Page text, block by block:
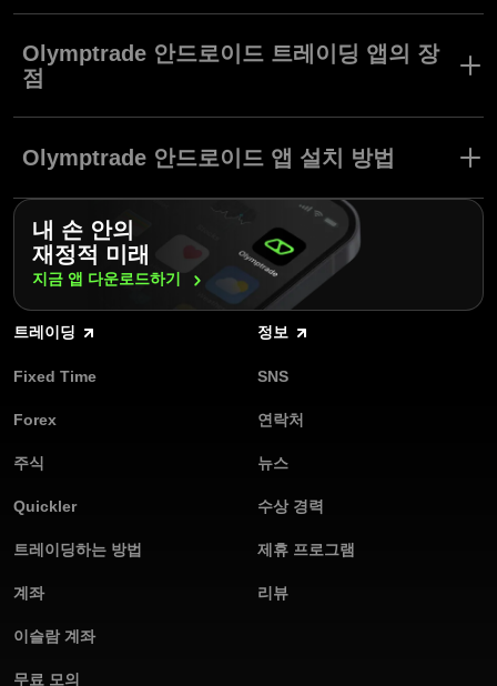
사의 편리한 안드로이드 트레이딩 앱은 노트북이나 PC와 동일한 기
능을 제공하여 트레이딩을 더욱 쉽게 만들어줍니다.
Olymptrade 안드로이드 앱을 사용하면 언제 어디서나 자산 호가를
계 수백만 사용자의 재정적인 니즈를 충족하기 위해 트렌드를 앞서
과적인 트레이딩을 경험하세요.
Olymptrade 안드로이드 트레이딩 앱의 장
점
기능성과 신뢰성을 경험하세요.
빠름, 편리, 무료: 당신의 트레이딩 잠재력을 완전하게 펼쳐보세
요.
여러 플랫폼에서 이용 가능: 다양한 앱스토어에서 앱에 접근하세
요.
언제 어디서나: 이동 중에도 트레이딩하고 계좌를 확인하세요.
사용자 친화적인 인터페이스: 직관적이고 탐색하기 쉬운 디자인
모의 계좌로 연습하세요: 위험 없이 실력을 갈고닦으세요.
24/7 고객 지원: 언제나 필요한 도움을 받으세요.
오늘 Olymptrade 안드로이드 앱을 다운로드하고 더 나은 트레이
Olymptrade 안드로이드 앱 설치 방법
Olymptrade 안드로이드 트레이딩 앱은 쉽게 설치할 수 있습니다.
다음 단계를 따라 진행하세요:
구글플레이 또는 Olymptrade 홈페이지에서 안드로이드 트레이
딩 앱을 다운로드하고 설치하세요.
앱에 가입하거나 계정에 로그인하세요.
모의 계좌에서 트레이딩 연습을 시작하세요. 활동 계좌로 트레이
딩할 준비가 되면, 17개 지원 통화 중 하나로 입금하세요.
Olymptrade의 사용자 친화적인 인터페이스와 매력적인 트레이딩
조건은 다른 온라인 트레이딩 앱과의 비교를 거부합니다. 지금
Olymptrade 안드로이드 트레이딩 앱을 다운로드하고 당신의 잠재
력을 최대한 발휘하세요!
내 손 안의
재정적 미래
지금 앱 다운로드하기
트레이딩
Fixed Time
Forex
주식
Quickler
트레이딩하는 방법
계좌
이슬람 계좌
무료 모의
정보
SNS
연락처
뉴스
수상 경력
제휴 프로그램
리뷰